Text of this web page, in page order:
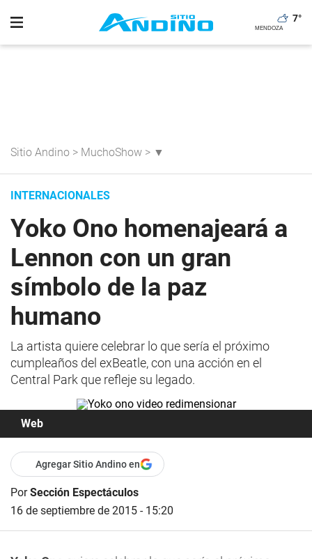
7°
Sitio Andino > MuchoShow > ▼
INTERNACIONALES
Yoko Ono homenajeará a
Lennon con un gran
símbolo de la paz
humano
La artista quiere celebrar lo que sería el próximo
cumpleaños del exBeatle, con una acción en el
Central Park que refleje su legado.
Web
Agregar Sitio Andino en
PorSección Espectáculos
16 de septiembre de 2015 - 15:20